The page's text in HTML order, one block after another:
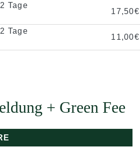
Tage
17,50€
Tage
11,00€
+ Green Fee